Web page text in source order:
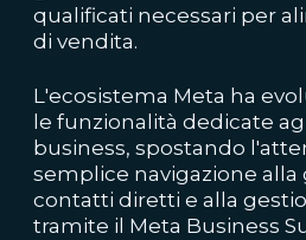
qualificati necessari per
di vendita.
L'ecosistema Meta ha
le funzionalità dedicate
business, spostando
semplice navigazione alla
contatti diretti e alla
tramite il Meta Business